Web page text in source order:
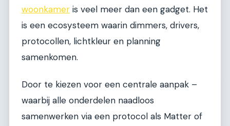
woonkamer is veel meer dan een gadget. Het
is een ecosysteem waarin dimmers, drivers,
protocollen, lichtkleur en planning
samenkomen.
Door te kiezen voor een centrale aanpak –
waarbij alle onderdelen naadloos
samenwerken via een protocol als Matter of